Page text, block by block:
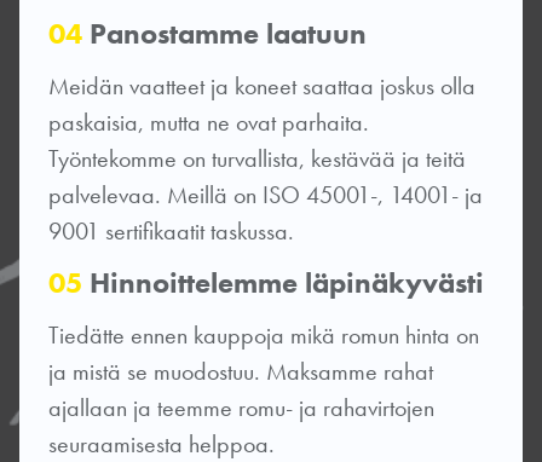
04 Panostamme laatuun
Meidän vaatteet ja koneet saattaa joskus olla
paskaisia, mutta ne ovat parhaita.
Työntekomme on turvallista, kestävää ja teitä
palvelevaa. Meillä on ISO 45001-, 14001- ja
9001 sertifikaatit taskussa.
05 Hinnoittelemme läpinäkyvästi
Tiedätte ennen kauppoja mikä romun hinta on
ja mistä se muodostuu. Maksamme rahat
ajallaan ja teemme romu- ja rahavirtojen
seuraamisesta helppoa.